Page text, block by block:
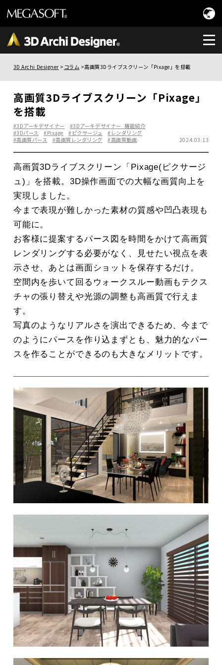
3D Archi Designer コラム 高画質3Dライブスクリーン「Pixage」を搭載
高画質3Dライブスクリーン「Pixage」
を搭載
#3Dアーキデザイナー
#3Dアーキデザイナー_機能紹介
#3Dパース
#Pixage #ピクサージュ
#レンダリング
#高画質パース
#高画質レンダリング #高画質動画 2024.03.13
高画質3Dライブスクリーン「Pixage(ピクサージ
ュ)」を搭載。3D操作画面での大幅な画質向上を
実現しました。
今まで表現が難しかった素材の質感や凹凸表現も
可能に。
お客様に提案するパース図を時間をかけて高画質
レンダリングする必要がなく、見せたい視点を表
示させ、あとは画面ショットを保存するだけ。
空間内を歩いて回るウォークスルー動画もテクス
チャの張り替えや光源の調整も高画質で行えま
す。
写真のようなリアルさを演出できるため、今まで
のようにパースを作り込まずとも、魅力的なパー
スを作ることができるのも大きなメリットです。